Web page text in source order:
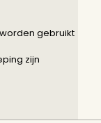
gebruikt
zijn